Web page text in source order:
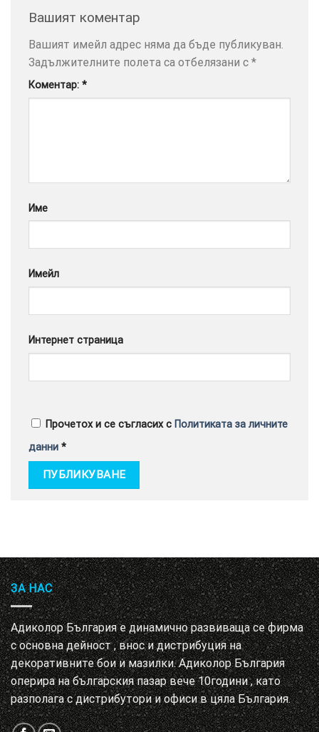
Вашият коментар
Вашият имейл адрес няма да бъде публикуван.
Задължителните полета са отбелязани с *
Коментар: *
Име
Имейл
Интернет страница
Прочетох и се съгласих с Политиката за личните
данни *
ЗА НАС
Адиколор България е динамично развиваща се фирма
с основна дейност , внос и дистрибуция на
декоративните бои и мазилки. Адиколор България
оперира на българския пазар вече 10години , като
разполага с дистрибутори и офиси в цяла България.
ДА
НАМЕРИТЕ
ТУК.
УСЛУГИ ОПЦИИ